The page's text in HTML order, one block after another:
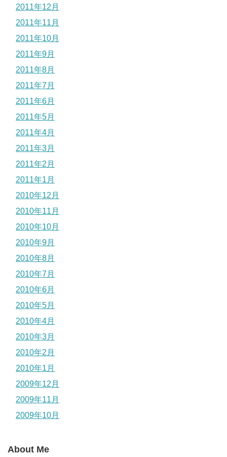
2011年12月
2011年11月
2011年10月
2011年9月
2011年8月
2011年7月
2011年6月
2011年5月
2011年4月
2011年3月
2011年2月
2011年1月
2010年12月
2010年11月
2010年10月
2010年9月
2010年8月
2010年7月
2010年6月
2010年5月
2010年4月
2010年3月
2010年2月
2010年1月
2009年12月
2009年11月
2009年10月
About Me